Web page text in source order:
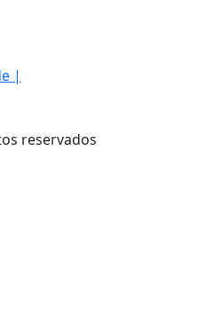
|
reservados